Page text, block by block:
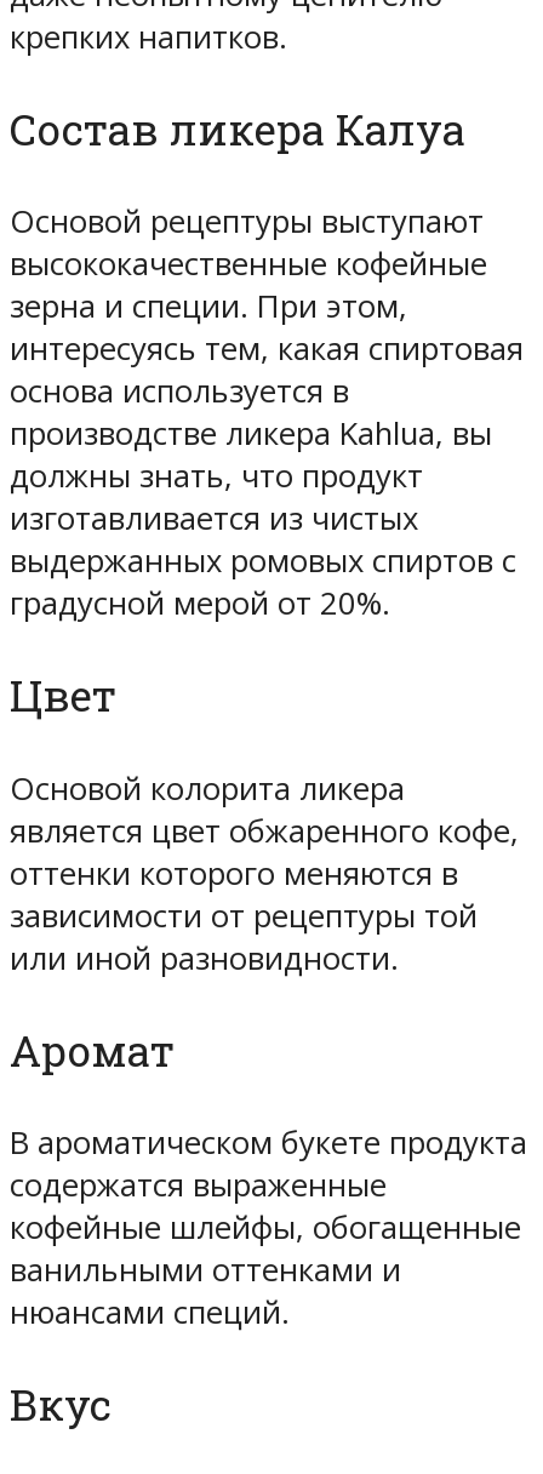
крепких напитков.
Состав ликера Калуа
Основой рецептуры выступают
высококачественные кофейные
зерна и специи. При этом,
интересуясь тем, какая спиртовая
основа используется в
производстве ликера Kahlua, вы
должны знать, что продукт
изготавливается из чистых
выдержанных ромовых спиртов с
градусной мерой от 20%.
Цвет
Основой колорита ликера
является цвет обжаренного кофе,
оттенки которого меняются в
зависимости от рецептуры той
или иной разновидности.
Аромат
В ароматическом букете продукта
содержатся выраженные
кофейные шлейфы, обогащенные
ванильными оттенками и
нюансами специй.
Вкус